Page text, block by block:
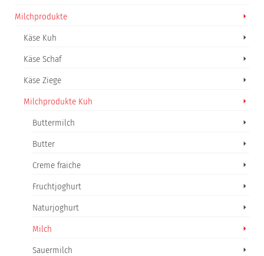
Milchprodukte
Käse Kuh
Käse Schaf
Käse Ziege
Milchprodukte Kuh
Buttermilch
Butter
Creme fraiche
Fruchtjoghurt
Naturjoghurt
Milch
Sauermilch